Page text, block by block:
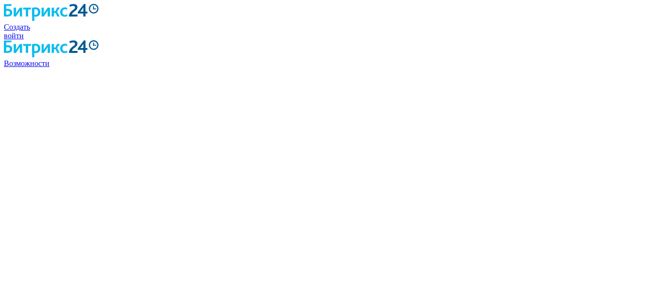
Создать
войти
Возможности